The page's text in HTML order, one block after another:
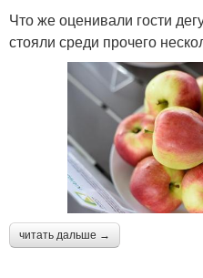
Что же оценивали гости
стояли среди прочего
читать дальше →